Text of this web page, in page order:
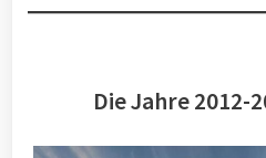
Die Jahre 2012-